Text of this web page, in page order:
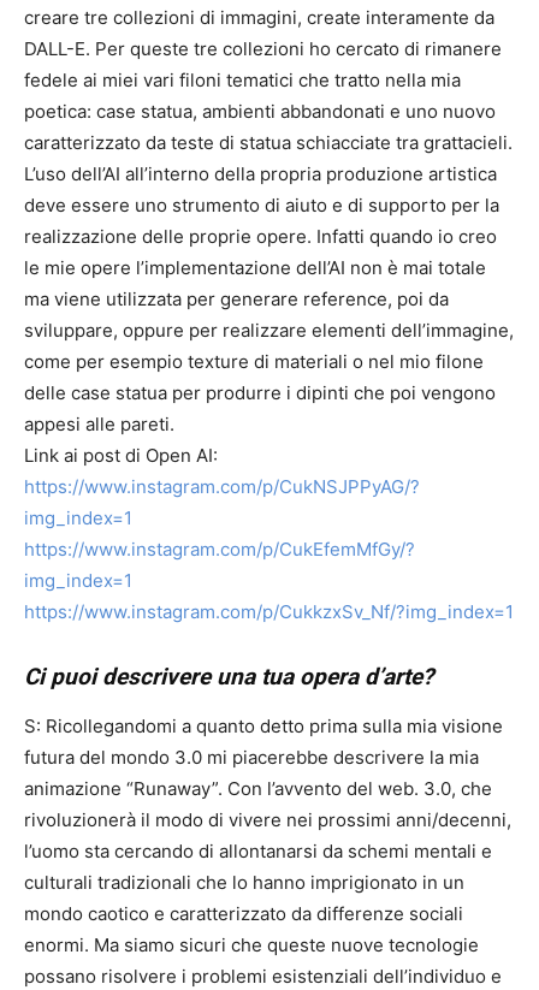
creare tre collezioni di immagini, create interamente da
DALL-E. Per queste tre collezioni ho cercato di rimanere
fedele ai miei vari filoni tematici che tratto nella mia
poetica: case statua, ambienti abbandonati e uno nuovo
caratterizzato da teste di statua schiacciate tra grattacieli.
L’uso dell’AI all’interno della propria produzione artistica
deve essere uno strumento di aiuto e di supporto per la
realizzazione delle proprie opere. Infatti quando io creo
le mie opere l’implementazione dell’AI non è mai totale
ma viene utilizzata per generare reference, poi da
sviluppare, oppure per realizzare elementi dell’immagine,
come per esempio texture di materiali o nel mio filone
delle case statua per produrre i dipinti che poi vengono
appesi alle pareti.
Link ai post di Open AI:
https://www.instagram.com/p/CukNSJPPyAG/?
img_index=1
https://www.instagram.com/p/CukEfemMfGy/?
img_index=1
https://www.instagram.com/p/CukkzxSv_Nf/?img_index=1
Ci puoi descrivere una tua opera d’arte?
S: Ricollegandomi a quanto detto prima sulla mia visione
futura del mondo 3.0 mi piacerebbe descrivere la mia
animazione “Runaway”. Con l’avvento del web. 3.0, che
rivoluzionerà il modo di vivere nei prossimi anni/decenni,
l’uomo sta cercando di allontanarsi da schemi mentali e
culturali tradizionali che lo hanno imprigionato in un
mondo caotico e caratterizzato da differenze sociali
enormi. Ma siamo sicuri che queste nuove tecnologie
possano risolvere i problemi esistenziali dell’individuo e